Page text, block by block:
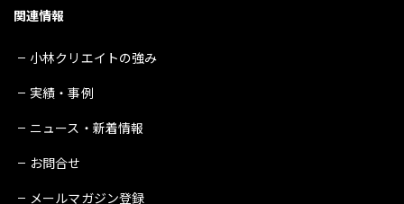
関連情報
小林クリエイトの強み
実績・事例
ニュース・新着情報
お問合せ
メールマガジン登録